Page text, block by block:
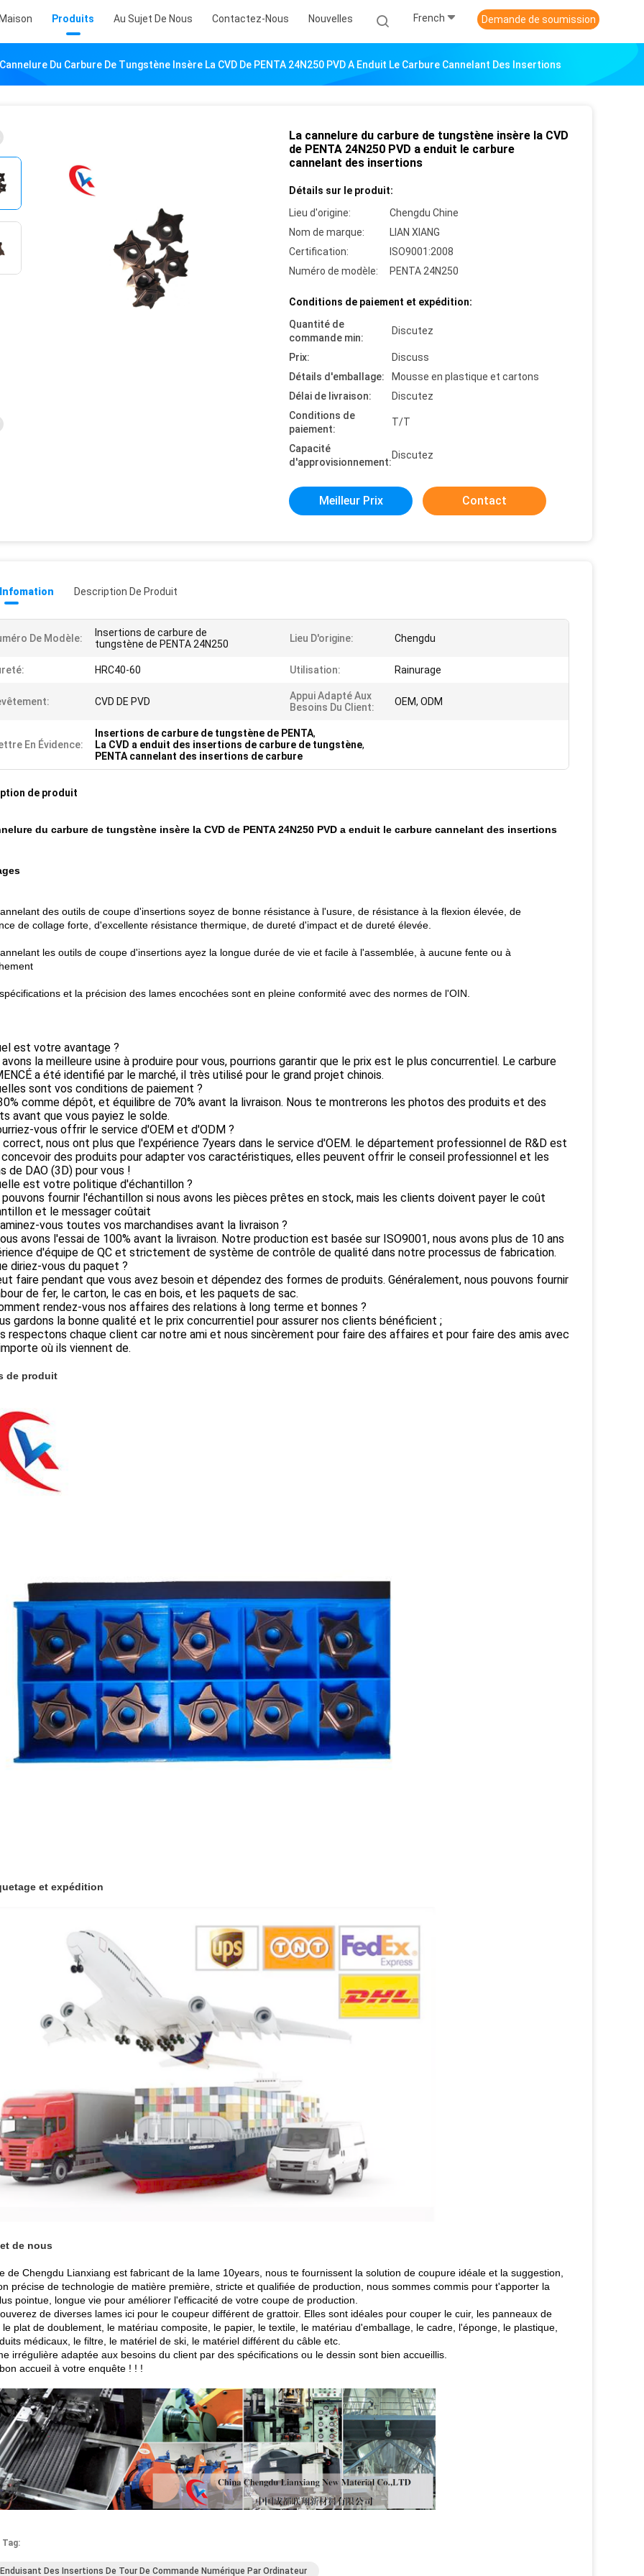
Maison Produits Au Sujet De Nous Contactez-Nous Nouvelles French Demande de soumission
Du Carbure De Tungstène Insère La CVD De PENTA 24N250 PVD A Enduit Le Carbure Cannelant Des Insertions
La cannelure du carbure de tungstène insère la CVD
de PENTA 24N250 PVD a enduit le carbure
cannelant des insertions
Détails sur le produit:
Lieu d'origine:
Chengdu Chine
Nom de marque:
LIAN XIANG
Certification:
ISO9001:2008
Numéro de modèle:
PENTA 24N250
Conditions de paiement et expédition:
Quantité de
commande min:
Discutez
Prix:
Discuss
Détails d'emballage:
Mousse en plastique et cartons
Délai de livraison:
Discutez
Conditions de
paiement:
T/T
Capacité
d'approvisionnement:
Discutez
Meilleur Prix Contact
Description De Produit
De Modèle:
Insertions de carbure de
tungstène de PENTA 24N250
Lieu D'origine: Chengdu
HRC40-60 Utilisation: Rainurage
CVD DE PVD
Appui Adapté Aux
Besoins Du Client:
OEM, ODM
En Évidence:
Insertions de carbure de tungstène de PENTA,
La CVD a enduit des insertions de carbure de tungstène,
PENTA cannelant des insertions de carbure
de produit
du carbure de tungstène insère la CVD de PENTA 24N250 PVD a enduit le carbure cannelant des insertions
des outils de coupe d'insertions soyez de bonne résistance à l'usure, de résistance à la flexion élevée, de
de collage forte, d'excellente résistance thermique, de dureté d'impact et de dureté élevée.
les outils de coupe d'insertions ayez la longue durée de vie et facile à l'assemblée, à aucune fente ou à
et la précision des lames encochées sont en pleine conformité avec des normes de l'OIN.
est votre avantage ?
avons la meilleure usine à produire pour vous, pourrions garantir que le prix est le plus concurrentiel. Le carbure
a été identifié par le marché, il très utilisé pour le grand projet chinois.
sont vos conditions de paiement ?
comme dépôt, et équilibre de 70% avant la livraison. Nous te montrerons les photos des produits et des
avant que vous payiez le solde.
vous offrir le service d'OEM et d'ODM ?
correct, nous ont plus que l'expérience 7years dans le service d'OEM. le département professionnel de R&D est
des produits pour adapter vos caractéristiques, elles peuvent offrir le conseil professionnel et les
de DAO (3D) pour vous !
est votre politique d'échantillon ?
pouvons fournir l'échantillon si nous avons les pièces prêtes en stock, mais les clients doivent payer le coût
et le messager coûtait
vous toutes vos marchandises avant la livraison ?
avons l'essai de 100% avant la livraison. Notre production est basée sur ISO9001, nous avons plus de 10 ans
d'équipe de QC et strictement de système de contrôle de qualité dans notre processus de fabrication.
diriez-vous du paquet ?
faire pendant que vous avez besoin et dépendez des formes de produits. Généralement, nous pouvons fournir
de fer, le carton, le cas en bois, et les paquets de sac.
rendez-vous nos affaires des relations à long terme et bonnes ?
gardons la bonne qualité et le prix concurrentiel pour assurer nos clients bénéficient ;
respectons chaque client car notre ami et nous sincèrement pour faire des affaires et pour faire des amis avec
où ils viennent de.
de produit
et expédition
de nous
de Chengdu Lianxiang est fabricant de la lame 10years, nous te fournissent la solution de coupure idéale et la suggestion,
précise de technologie de matière première, stricte et qualifiée de production, nous sommes commis pour t'apporter la
pointue, longue vie pour améliorer l'efficacité de votre coupe de production.
de diverses lames ici pour le coupeur différent de grattoir. Elles sont idéales pour couper le cuir, les panneaux de
le plat de doublement, le matériau composite, le papier, le textile, le matériau d'emballage, le cadre, l'éponge, le plastique,
médicaux, le filtre, le matériel de ski, le matériel différent du câble etc.
irrégulière adaptée aux besoins du client par des spécifications ou le dessin sont bien accueillis.
accueil à votre enquête ! ! !
Enduisant Des Insertions De Tour De Commande Numérique Par Ordinateur